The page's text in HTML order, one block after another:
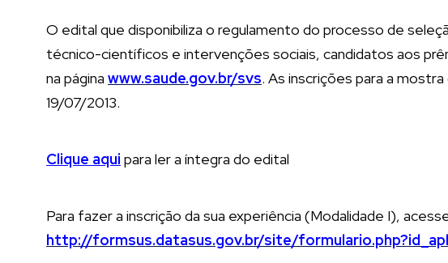
O edital que disponibiliza o regulamento do processo de
técnico-científicos e intervenções sociais, candidatos aos
na página www.saude.gov.br/svs. As inscrições para a
19/07/2013.
Clique aqui para ler a íntegra do edital
Para fazer a inscrição da sua experiência (Modalidade I),
http://formsus.datasus.gov.br/site/